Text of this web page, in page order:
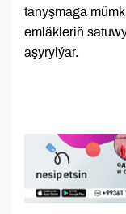
tanyşmaga
emläkleriň
aşyrylýar.